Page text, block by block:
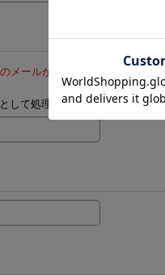
メールが受け取れるよう追加設
て処理される可能性がござい